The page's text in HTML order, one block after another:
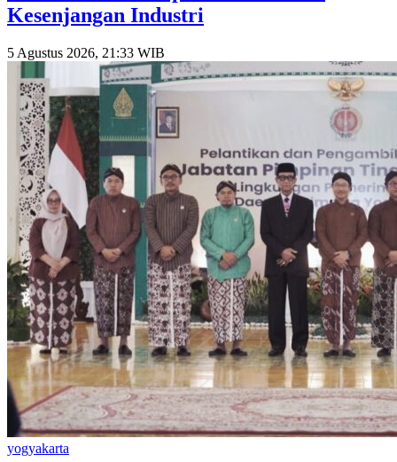
Kesenjangan Industri
5 Agustus 2026, 21:33 WIB
yogyakarta